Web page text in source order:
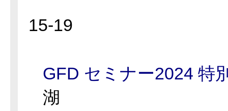
15-19
GFD セミナー2024 特
湖